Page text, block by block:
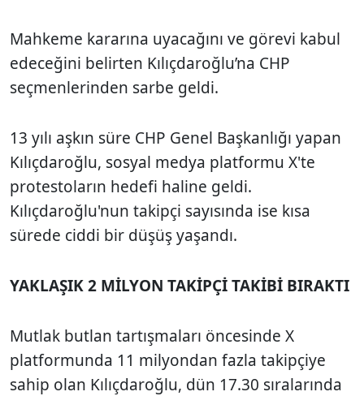
Mahkeme kararına uyacağını ve görevi kabul
edeceğini belirten Kılıçdaroğlu’na CHP
seçmenlerinden sarbe geldi.
13 yılı aşkın süre CHP Genel Başkanlığı yapan
Kılıçdaroğlu, sosyal medya platformu X'te
protestoların hedefi haline geldi.
Kılıçdaroğlu'nun takipçi sayısında ise kısa
sürede ciddi bir düşüş yaşandı.
YAKLAŞIK 2 MİLYON TAKİPÇİ TAKİBİ BIRAKTI
Mutlak butlan tartışmaları öncesinde X
platformunda 11 milyondan fazla takipçiye
sahip olan Kılıçdaroğlu, dün 17.30 sıralarında